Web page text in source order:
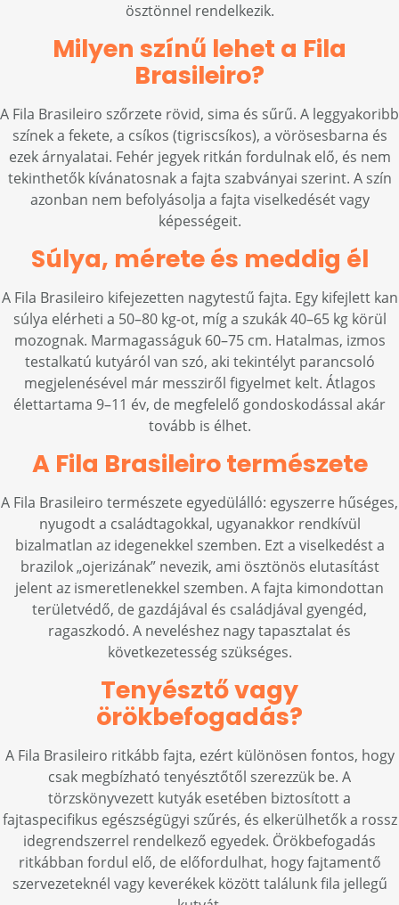
ösztönnel rendelkezik.
Milyen színű lehet a Fila
Brasileiro?
A Fila Brasileiro szőrzete rövid, sima és sűrű. A leggyakoribb
színek a fekete, a csíkos (tigriscsíkos), a vörösesbarna és
ezek árnyalatai. Fehér jegyek ritkán fordulnak elő, és nem
tekinthetők kívánatosnak a fajta szabványai szerint. A szín
azonban nem befolyásolja a fajta viselkedését vagy
képességeit.
Súlya, mérete és meddig él
A Fila Brasileiro kifejezetten nagytestű fajta. Egy kifejlett kan
súlya elérheti a 50–80 kg-ot, míg a szukák 40–65 kg körül
mozognak. Marmagasságuk 60–75 cm. Hatalmas, izmos
testalkatú kutyáról van szó, aki tekintélyt parancsoló
megjelenésével már messziről figyelmet kelt. Átlagos
élettartama 9–11 év, de megfelelő gondoskodással akár
tovább is élhet.
A Fila Brasileiro természete
A Fila Brasileiro természete egyedülálló: egyszerre hűséges,
nyugodt a családtagokkal, ugyanakkor rendkívül
bizalmatlan az idegenekkel szemben. Ezt a viselkedést a
brazilok „ojerizának” nevezik, ami ösztönös elutasítást
jelent az ismeretlenekkel szemben. A fajta kimondottan
területvédő, de gazdájával és családjával gyengéd,
ragaszkodó. A neveléshez nagy tapasztalat és
következetesség szükséges.
Tenyésztő vagy
örökbefogadás?
A Fila Brasileiro ritkább fajta, ezért különösen fontos, hogy
csak megbízható tenyésztőtől szerezzük be. A
törzskönyvezett kutyák esetében biztosított a
fajtaspecifikus egészségügyi szűrés, és elkerülhetők a rossz
idegrendszerrel rendelkező egyedek. Örökbefogadás
ritkábban fordul elő, de előfordulhat, hogy fajtamentő
szervezeteknél vagy keverékek között találunk fila jellegű